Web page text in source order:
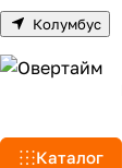
Колумбус
Каталог